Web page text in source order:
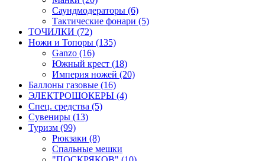
Саундмодераторы (6)
Тактические фонари (5)
ТОЧИЛКИ (72)
Ножи и Топоры (135)
Ganzo (16)
Южный крест (18)
Империя ножей (20)
Баллоны газовые (16)
ЭЛЕКТРОШОКЕРЫ (4)
Спец. средства (5)
Сувениры (13)
Туризм (99)
Рюкзаки (8)
Спальные мешки